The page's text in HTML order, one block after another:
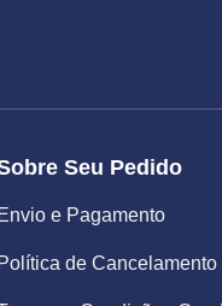
Seu Pedido
Envio e Pagamento
Política de Cancelamento